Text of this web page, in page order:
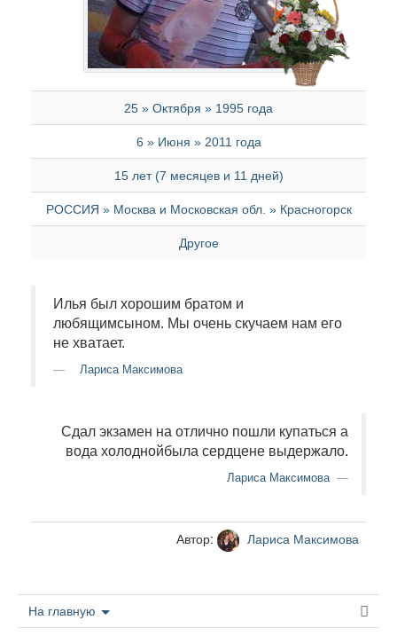
25 » Октября » 1995 года
6 » Июня » 2011 года
15 лет (7 месяцев и 11 дней)
РОССИЯ » Москва и Московская обл. » Красногорск
Другое
Илья был хорошим братом и
любящимсыном. Мы очень скучаем нам его
не хватает.
Лариса Максимова
Сдал экзамен на отлично пошли купаться а
вода холоднойбыла сердцене выдержало.
Лариса Максимова
Автор: Лариса Максимова
На главную